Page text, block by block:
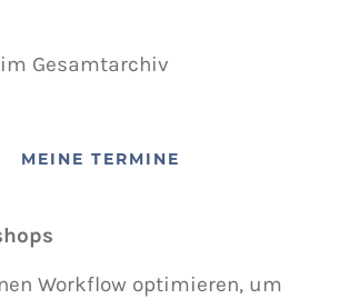
Gesamtarchiv
MEINE TERMINE
Workflow optimieren, um